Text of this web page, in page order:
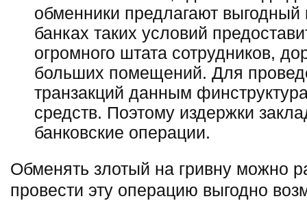
обменники предлагают выгодный
банках таких условий
огромного штата сотрудников,
больших помещений. Для
транзакций данным
средств. Поэтому издержки
банковские операции.
Обменять злотый на гривну можно
провести эту операцию выгодно